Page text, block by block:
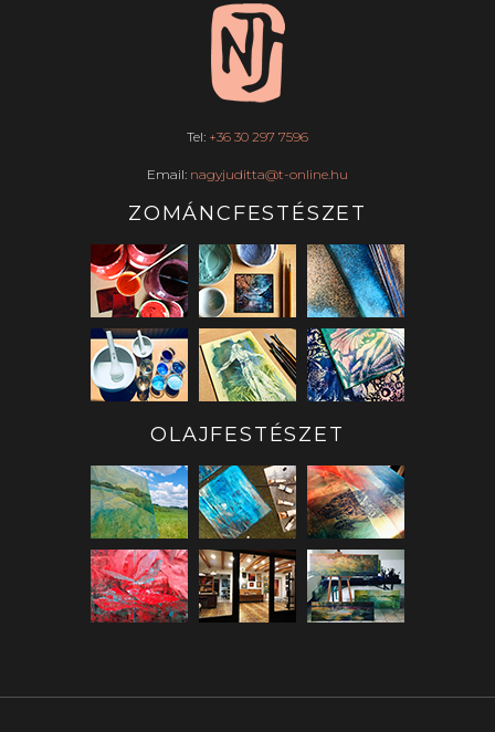
Tel: +36 30 297 7596
Email: nagyjuditta@t-online.hu
ZOMÁNCFESTÉSZET
OLAJFESTÉSZET